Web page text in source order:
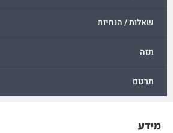
שאלות / הנחיות
תזה
תרגום
מידע